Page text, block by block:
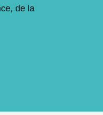
de la